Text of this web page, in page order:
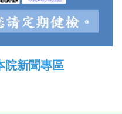
院新聞專區